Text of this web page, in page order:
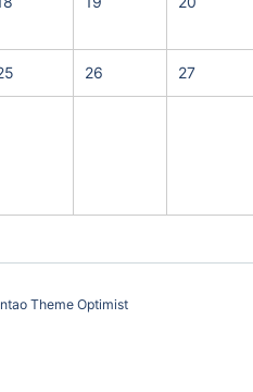
26 27
Theme Optimist